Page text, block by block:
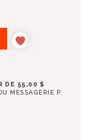
DE 55,00 $
MESSAGERIE P.